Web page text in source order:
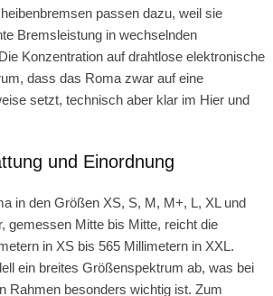
passen dazu, weil sie
Bremsleistung in wechselnden
Konzentration auf drahtlose elektronische
dass das Roma zwar auf eine
setzt, technisch aber klar im Hier und
und Einordnung
in den Größen XS, S, M, M+, L, XL und
gemessen Mitte bis Mitte, reicht die
in XS bis 565 Millimetern in XXL.
ein breites Größenspektrum ab, was bei
Rahmen besonders wichtig ist. Zum